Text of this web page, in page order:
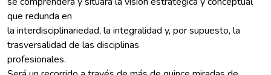
que redunda en
la interdisciplinariedad, la integralidad y, por supuesto, la
trasversalidad de las disciplinas
profesionales.